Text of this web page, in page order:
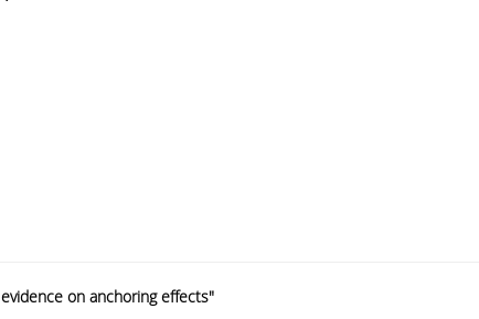
on anchoring effects"